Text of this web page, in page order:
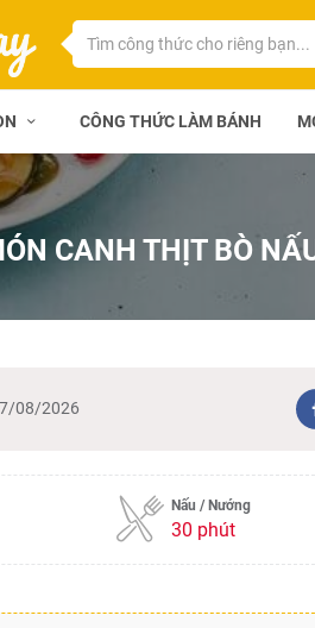
CÔNG THỨC LÀM BÁNH
CANH THỊT BÒ
08/2026
Nấu / Nướng
30 phút